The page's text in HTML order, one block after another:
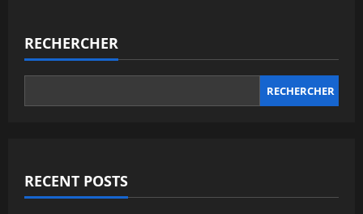
RECHERCHER
RECHERCHER
RECENT POSTS